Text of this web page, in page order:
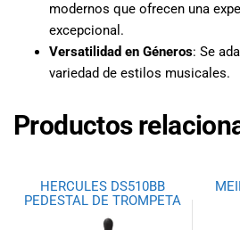
modernos que ofrecen una
excepcional.
Versatilidad en Géneros: Se
variedad de estilos musicales.
Productos
HERCULES DS510BB
PEDESTAL DE TROMPETA